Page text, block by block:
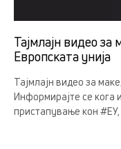
Тајмлајн видео за
Европската унија
Тајмлајн видео за
Информирајте се кога
пристапување кон #ЕУ,